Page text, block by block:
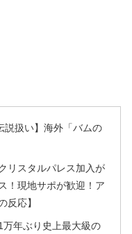
説扱い】海外「バムの
リスタルパレス加入が
！現地サポが歓迎！ア
反応】
年ぶり史上最大級の